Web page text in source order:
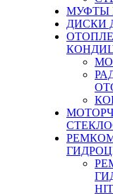
МУФТЫ
ДИСКИ